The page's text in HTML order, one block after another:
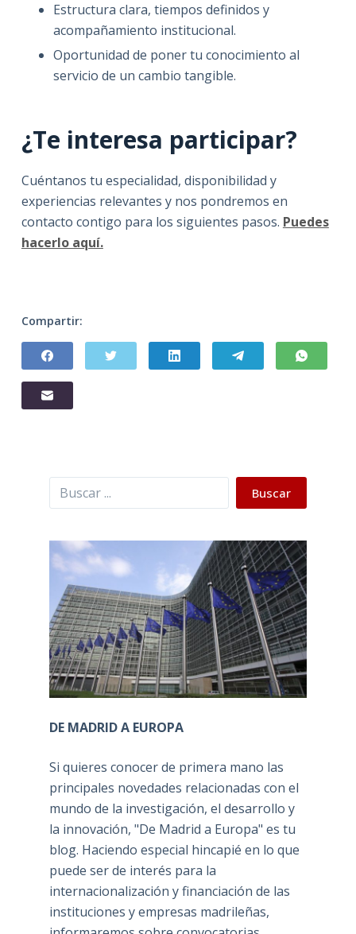
Estructura clara, tiempos definidos y
acompañamiento institucional.
Oportunidad de poner tu conocimiento al
servicio de un cambio tangible.
¿Te interesa participar?
Cuéntanos tu especialidad, disponibilidad y
experiencias relevantes y nos pondremos en
contacto contigo para los siguientes pasos. Puedes
hacerlo aquí.
Compartir:
Buscar Buscar
DE MADRID A EUROPA
Si quieres conocer de primera mano las
principales novedades relacionadas con el
mundo de la investigación, el desarrollo y
la innovación, "De Madrid a Europa" es tu
blog. Haciendo especial hincapié en lo que
puede ser de interés para la
internacionalización y financiación de las
instituciones y empresas madrileñas,